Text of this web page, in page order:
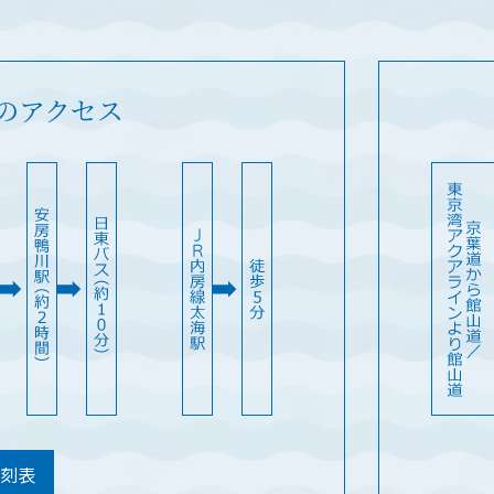
アクセス
表